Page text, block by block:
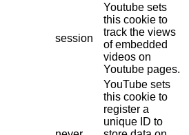
session
Youtube sets
this cookie to
track the views
of embedded
videos on
Youtube pages.
YouTube sets
this cookie to
register a
unique ID to